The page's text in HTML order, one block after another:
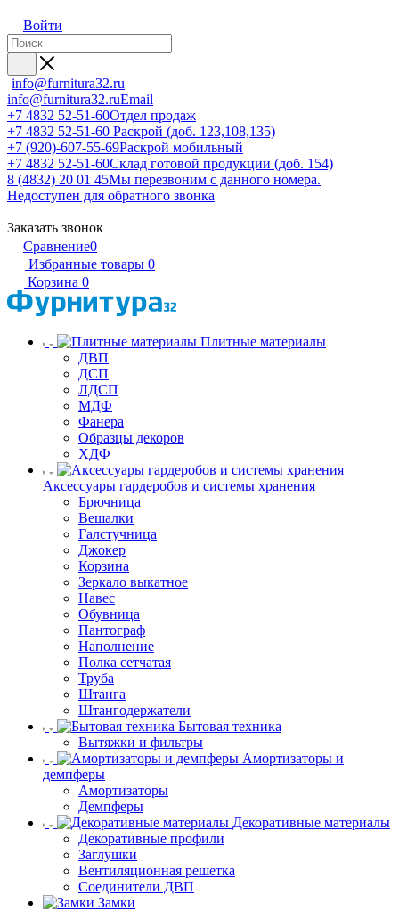
Войти
info@furnitura32.ru
info@furnitura32.ruEmail
+7 4832 52-51-60Отдел продаж
+7 4832 52-51-60 Раскрой (доб. 123,108,135)
+7 (920)-607-55-69Раскрой мобильный
+7 4832 52-51-60Склад готовой продукции (доб. 154)
8 (4832) 20 01 45Мы перезвоним с данного номера.
Недоступен для обратного звонка
Заказать звонок
Сравнение0
Избранные товары 0
Корзина 0
Плитные материалы
ДВП
ДСП
ЛДСП
МДФ
Фанера
Образцы декоров
ХДФ
Аксессуары гардеробов и системы хранения
Брючница
Вешалки
Галстучница
Джокер
Корзина
Зеркало выкатное
Навес
Обувница
Пантограф
Наполнение
Полка сетчатая
Труба
Штанга
Штангодержатели
Бытовая техника
Вытяжки и фильтры
Амортизаторы и
демпферы
Амортизаторы
Демпферы
Декоративные материалы
Декоративные профили
Заглушки
Вентиляционная решетка
Соединители ДВП
Замки